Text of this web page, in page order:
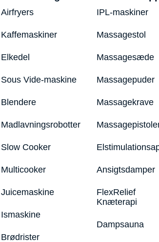
Airfryers
Kaffemaskiner
Elkedel
Sous Vide-maskine
Blendere
Madlavningsrobotter
Slow Cooker
Multicooker
Juicemaskine
Ismaskine
Brødrister
IPL-maskiner
Massagestol
Massagesæde
Massagepuder
Massagekrave
Ansigtsdamper
FlexRelief
Knæterapi
Dampsauna